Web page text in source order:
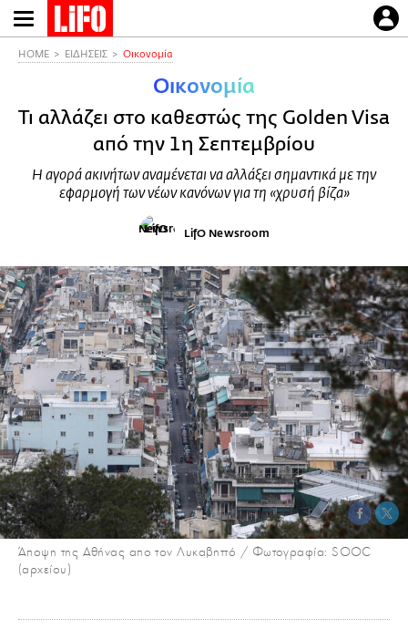
Παράκαμψη
προς
HOME ΕΙΔΗΣΕΙΣ Οικονομία
Οικονομία
Τι αλλάζει στο καθεστώς της Golden Visa
από την 1η Σεπτεμβρίου
Η αγορά ακινήτων αναμένεται να αλλάξει σημαντικά με την
εφαρμογή των νέων κανόνων για τη «χρυσή βίζα»
LifO Newsroom
Άποψη της Αθήνας απο τον Λυκαβηττό / Φωτογραφία: SOOC
(αρχείου)